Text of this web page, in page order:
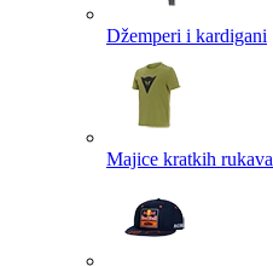
Džemperi i kardigani
Majice kratkih rukava